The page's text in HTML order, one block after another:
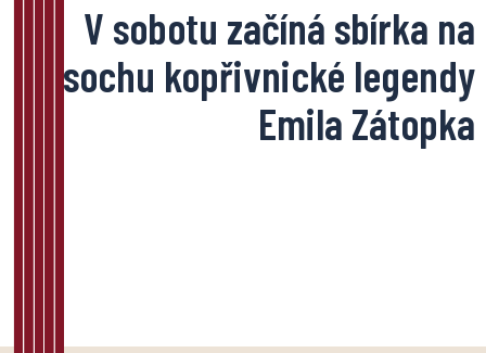
V sobotu začíná sbírka na
sochu kopřivnické legendy
Emila Zátopka